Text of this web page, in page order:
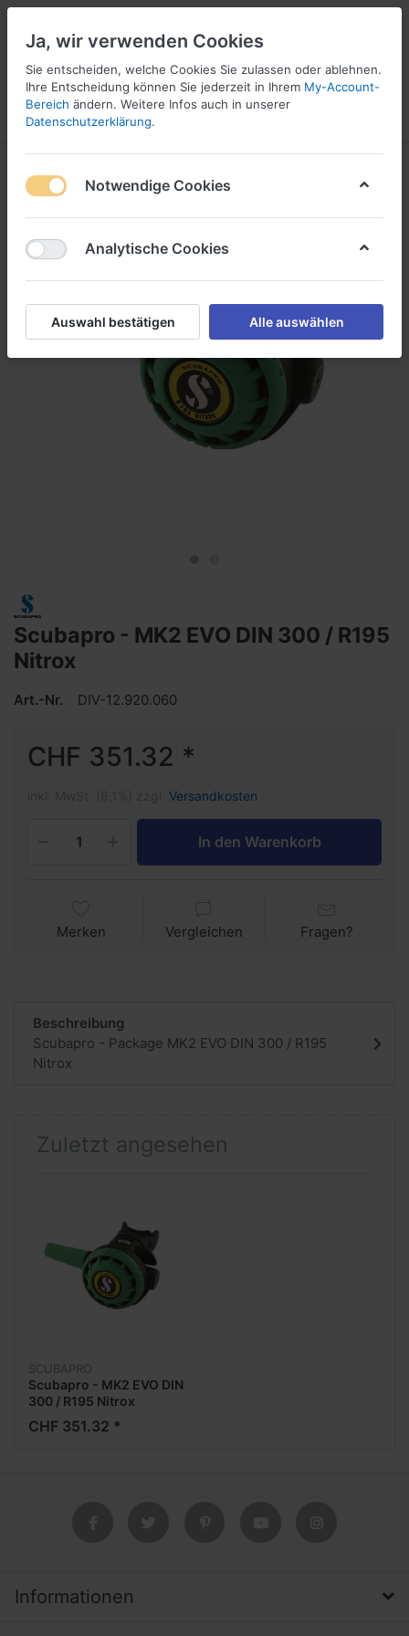
Menü Anmelden
16
Scubapro - MK2 EVO DIN 300 / R195
Nitrox
Art.-Nr. DIV-12.920.060
CHF 351.32 *
Versandkosten
In den Warenkorb
Merken Vergleichen Fragen?
Beschreibung
Scubapro - Package MK2 EVO DIN 300 / R195
Nitrox
Zuletzt angesehen
SCUBAPRO
Scubapro - MK2 EVO DIN
300 / R195 Nitrox
CHF 351.32 *
Informationen
Ja, wir verwenden Cookies
Sie entscheiden, welche Cookies Sie zulassen oder ablehnen.
Ihre Entscheidung können Sie jederzeit in Ihrem My-Account-
Bereich ändern. Weitere Infos auch in unserer
Datenschutzerklärung.
Notwendige Cookies
Analytische Cookies
Auswahl bestätigen Alle auswählen